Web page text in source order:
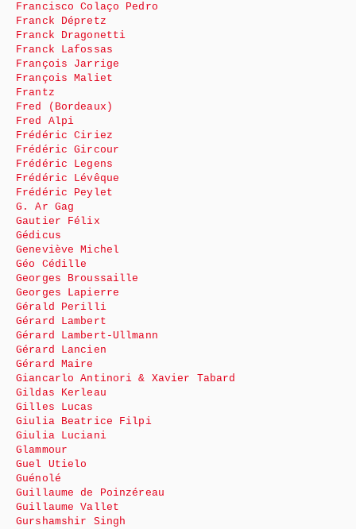
Francisco Colaço Pedro
Franck Dépretz
Franck Dragonetti
Franck Lafossas
François Jarrige
François Maliet
Frantz
Fred (Bordeaux)
Fred Alpi
Frédéric Ciriez
Frédéric Gircour
Frédéric Legens
Frédéric Lévêque
Frédéric Peylet
G. Ar Gag
Gautier Félix
Gédicus
Geneviève Michel
Géo Cédille
Georges Broussaille
Georges Lapierre
Gérald Perilli
Gérard Lambert
Gérard Lambert-Ullmann
Gérard Lancien
Gérard Maire
Giancarlo Antinori & Xavier Tabard
Gildas Kerleau
Gilles Lucas
Giulia Beatrice Filpi
Giulia Luciani
Glammour
Guel Utielo
Guénolé
Guillaume de Poinzéreau
Guillaume Vallet
Gurshamshir Singh